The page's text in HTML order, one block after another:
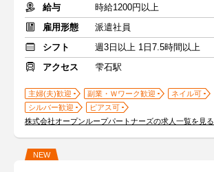
給与
時給1200円以上
雇用形態
派遣社員
シフト
週3日以上 1日7.5時間以上
アクセス
雫石駅
主婦(夫)歓迎 副業・Ｗワーク歓迎
ネイル可
シルバー歓迎
ピアス可
株式会社オープンループパートナーズの求人一覧を見る
NEW